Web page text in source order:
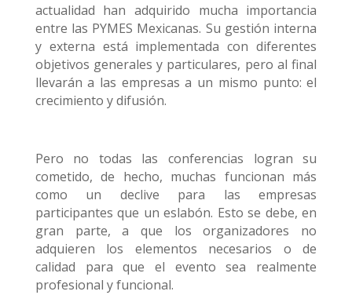
actualidad han adquirido mucha importancia
entre las PYMES Mexicanas. Su gestión interna
y externa está implementada con diferentes
objetivos generales y particulares, pero al final
llevarán a las empresas a un mismo punto: el
crecimiento y difusión.
Pero no todas las conferencias logran su
cometido, de hecho, muchas funcionan más
como un declive para las empresas
participantes que un eslabón. Esto se debe, en
gran parte, a que los organizadores no
adquieren los elementos necesarios o de
calidad para que el evento sea realmente
profesional y funcional.